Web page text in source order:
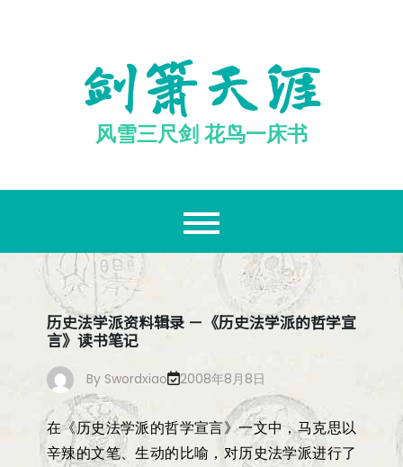
剑箫天涯
风雪三尺剑 花鸟一床书
历史法学派资料辑录 －《历史法学派的哲学宣
言》读书笔记
By Swordxiao 2008年8月8日
在《历史法学派的哲学宣言》一文中，马克思以
辛辣的文笔、生动的比喻，对历史法学派进行了